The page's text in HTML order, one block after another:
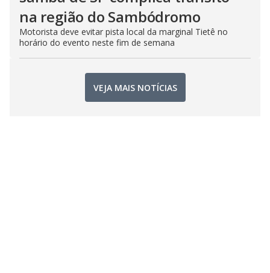
na região do Sambódromo
Motorista deve evitar pista local da marginal Tietê no
horário do evento neste fim de semana
VEJA MAIS NOTÍCIAS